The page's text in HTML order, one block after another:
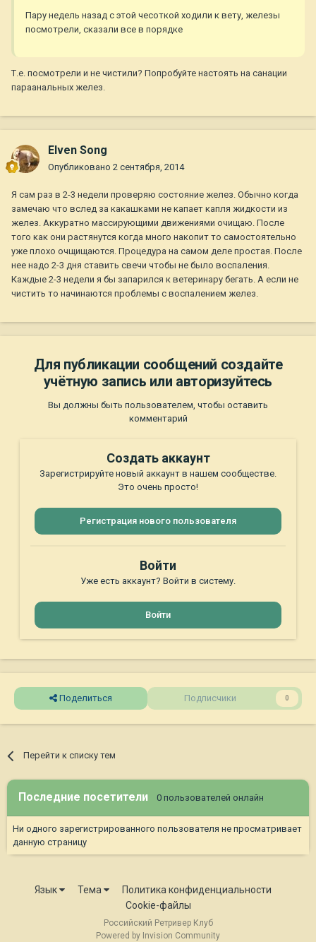
Пару недель назад с этой чесоткой ходили к вету, железы
посмотрели, сказали все в порядке
Т.е. посмотрели и не чистили? Попробуйте настоять на санации
параанальных желез.
Elven Song
Опубликовано 2 сентября, 2014
Я сам раз в 2-3 недели проверяю состояние желез. Обычно когда
замечаю что вслед за какашками не капает капля жидкости из
желез. Аккуратно массирующими движениями очищаю. После
того как они растянутся когда много накопит то самостоятельно
уже плохо очщищаются. Процедура на самом деле простая. После
нее надо 2-3 дня ставить свечи чтобы не было воспаления.
Каждые 2-3 недели я бы запарился к ветеринару бегать. А если не
чистить то начинаются проблемы с воспалением желез.
Для публикации сообщений создайте
учётную запись или авторизуйтесь
Вы должны быть пользователем, чтобы оставить
комментарий
Создать аккаунт
Зарегистрируйте новый аккаунт в нашем сообществе.
Это очень просто!
Регистрация нового пользователя
Войти
Уже есть аккаунт? Войти в систему.
Войти
Поделиться Подписчики 0
Перейти к списку тем
Последние посетители 0 пользователей онлайн
Ни одного зарегистрированного пользователя не просматривает
данную страницу
Язык Тема
Политика конфиденциальности
Cookie-файлы
Российский Ретривер Клуб
Powered by Invision Community